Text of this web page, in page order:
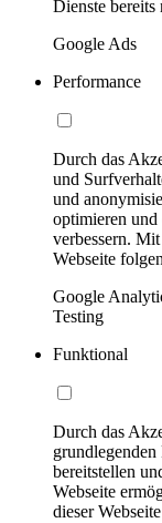
Dienste bereits
Google Ads
Performance
Durch das
und
und
optimieren und
verbessern.
Webseite
Google
Testing
Funktional
Durch das
grundlegenden
bereitstellen
Webseite
dieser